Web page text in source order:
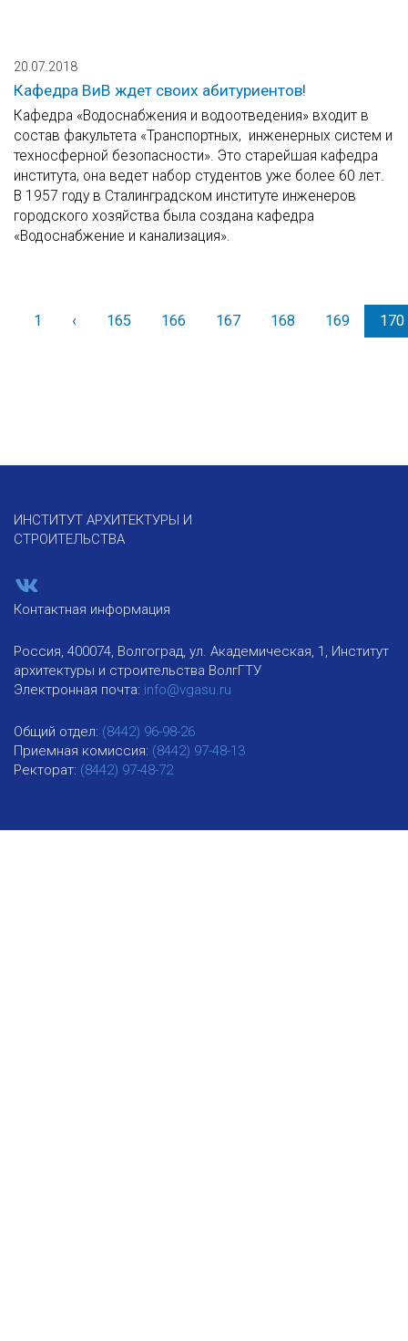
20.07.2018
Кафедра ВиВ ждет своих абитуриентов!
Кафедра «Водоснабжения и водоотведения» входит в
состав факультета «Транспортных, инженерных систем и
техносферной безопасности». Это старейшая кафедра
института, она ведет набор студентов уже более 60 лет.
В 1957 году в Сталинградском институте инженеров
городского хозяйства была создана кафедра
«Водоснабжение и канализация».
1 ‹Назад165 166 167 168 169 170
ИНСТИТУТ АРХИТЕКТУРЫ И
СТРОИТЕЛЬСТВА
Контактная информация
Россия, 400074, Волгоград, ул. Академическая, 1, Институт
архитектуры и строительства ВолгГТУ
Электронная почта: info@vgasu.ru
Общий отдел: (8442) 96-98-26
Приемная комиссия: (8442) 97-48-13
Ректорат: (8442) 97-48-72